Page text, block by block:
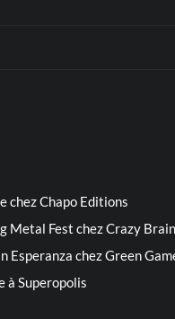
chez Chapo Editions
Metal Fest chez Crazy Brain
Esperanza chez Green
à Superopolis